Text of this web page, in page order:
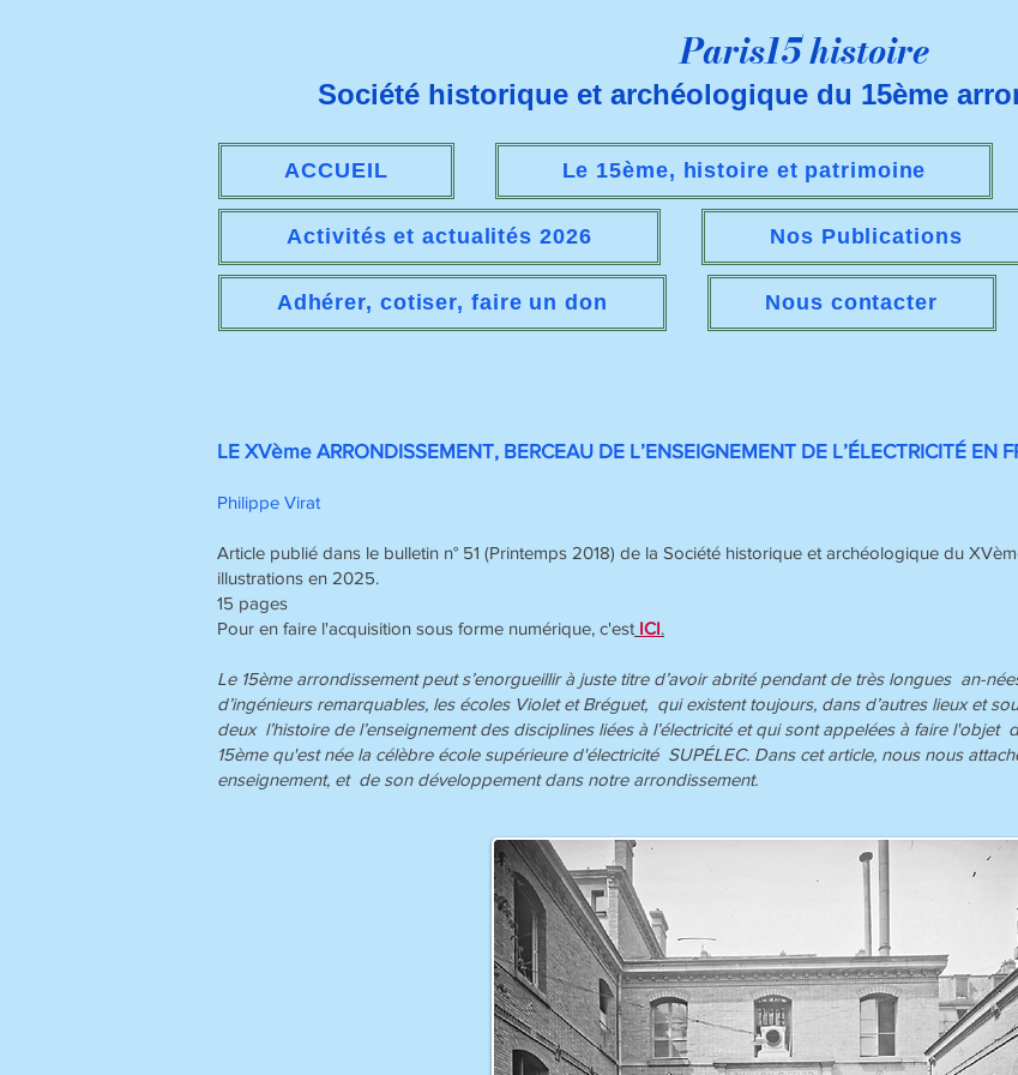
Paris15 histoire
Société historique et archéologique du 15ème
ACCUEIL Le 15ème, histoire et patrimoine
Activités et actualités 2026 Nos Publications
Adhérer, cotiser, faire un don Nous contacter
LE XVème ARRONDISSEMENT, BERCEAU DE L’ENSEIGNEMENT DE L’ÉLECTRICITÉ EN
Philippe Virat
Article publié dans le bulletin n° 51 (Printemps 2018) de la Société historique et archéologique du
illustrations en 2025.
15 pages
Pour en faire l'acquisition sous forme numérique, c'est ICI.
Le 15ème arrondissement peut s’enorgueillir à juste titre d’avoir abrité pendant de très longues an-
d’ingénieurs remarquables, les écoles Violet et Bréguet, qui existent toujours, dans d’autres lieux et
deux l’histoire de l’enseignement des disciplines liées à l’électricité et qui sont appelées à faire l'objet
15ème qu'est née la célèbre école supérieure d'électricité SUPÉLEC. Dans cet article, nous nous
enseignement, et de son développement dans notre arrondissement.